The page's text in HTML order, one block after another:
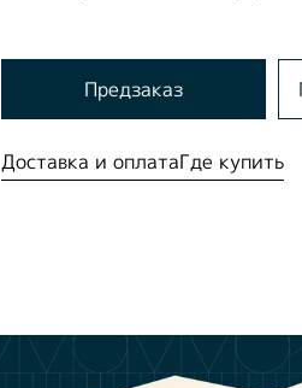
Предзаказ
Доставка и оплатаГде купить